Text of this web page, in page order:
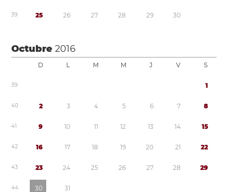
39 25 26 27 28 29 30
Octubre2016
D L M M J V S
39 1
40 2 3 4 5 6 7 8
41 9 10 11 12 13 14 15
42 16 17 18 19 20 21 22
43 23 24 25 26 27 28 29
44 30 31